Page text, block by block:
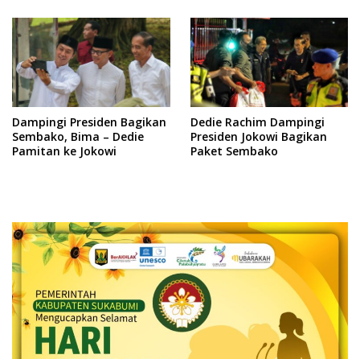
Dampingi Presiden Bagikan
Sembako, Bima – Dedie
Pamitan ke Jokowi
Dedie Rachim Dampingi
Presiden Jokowi Bagikan
Paket Sembako